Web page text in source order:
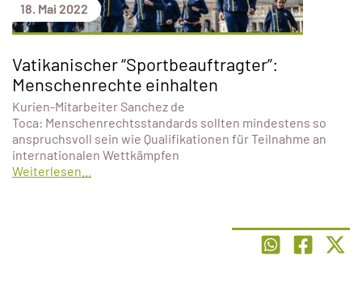
18. Mai 2022
Vatikanischer “Sportbeauftragter”:
Menschenrechte einhalten
Kurien-Mitarbeiter Sanchez de
Toca: Menschenrechtsstandards sollten mindestens so
anspruchsvoll sein wie Qualifikationen für Teilnahme an
internationalen Wettkämpfen
Weiterlesen...